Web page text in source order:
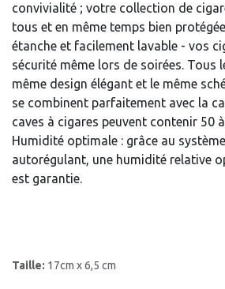
convivialité ; votre collection de
tous et en même temps bien
étanche et facilement lavable - vos
sécurité même lors de soirées. Tous
même design élégant et le même
se combinent parfaitement avec la
caves à cigares peuvent contenir 50
Humidité optimale : grâce au
autorégulant, une humidité relative
est garantie.
Taille: 17cm x 6,5 cm